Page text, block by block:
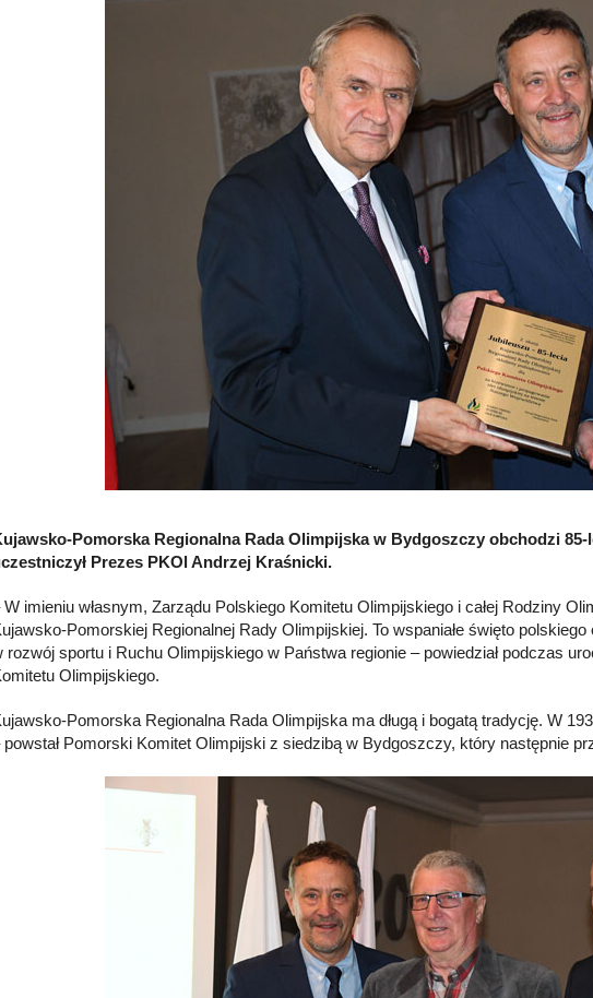
Pomorska Regionalna Rada Olimpijska w Bydgoszczy obchodzi
Prezes PKOl Andrzej Kraśnicki.
W imieniu własnym, Zarządu Polskiego Komitetu Olimpijskiego i całej Rodziny
Pomorskiej Regionalnej Rady Olimpijskiej. To wspaniałe święto
rozwój sportu i Ruchu Olimpijskiego w Państwa regionie – powiedział podczas
Olimpijskiego.
Pomorska Regionalna Rada Olimpijska ma długą i bogatą tradycję. W
powstał Pomorski Komitet Olimpijski z siedzibą w Bydgoszczy, który następnie